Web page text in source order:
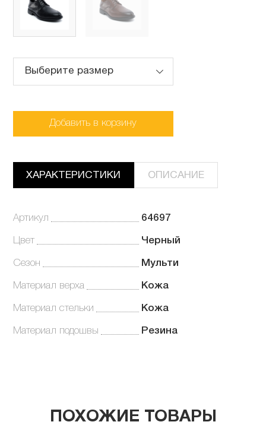
Выберите размер
Добавить в корзину
ХАРАКТЕРИСТИКИ ОПИСАНИЕ
Артикул 64697
Цвет Черный
Сезон Мульти
Материал верха Кожа
Материал стельки Кожа
Материал подошвы Резина
ПОХОЖИЕ ТОВАРЫ